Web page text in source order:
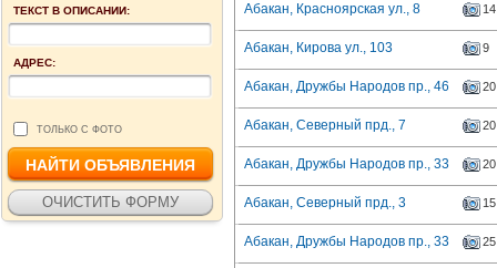
ТЕКСТ В ОПИСАНИИ:
АДРЕС:
ТОЛЬКО С ФОТО
Абакан, Красноярская ул., 8 14
Абакан, Кирова ул., 103 9
Абакан, Дружбы Народов пр., 46 20
Абакан, Северный прд., 7 20
Абакан, Дружбы Народов пр., 33 20
Абакан, Северный прд., 3 15
Абакан, Дружбы Народов пр., 33 25